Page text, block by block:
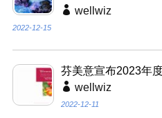
wellwiz
2022-12-15
芬美意宣布2023年
wellwiz
2022-12-11